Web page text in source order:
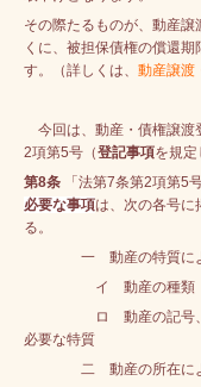
その際たるものが、動産
くに、被担保債権の償還
す。（詳しくは、 動産譲渡
今回は、動産・債権譲渡
2項第5号（登記事項を規定
第8条 「法第7条第2項第5
必要な事項は、次の各号に
る。
一 動産の特質によ
イ 動産の種類
ロ 動産の記号、番号
必要な特質
二 動産の所在によ